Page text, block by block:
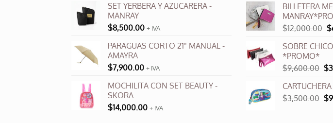
página
producto
SET YERBERA Y AZUCARERA -
MANRAY
$8,500.00 + IVA
PARAGUAS CORTO 21" MANUAL -
AMAYRA
$7,900.00 + IVA
MOCHILITA CON SET BEAUTY -
SKORA
$14,000.00 + IVA
BILLETERA
$12,000.00 El
$
SOBRE
*PROMO*
$9,600.00 El
$
$3,500.00 El
$